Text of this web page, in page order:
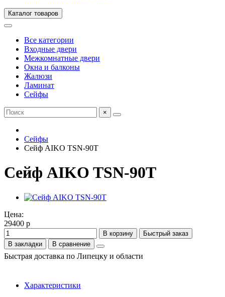
Каталог товаров
Все категории
Входные двери
Межкомнатные двери
Окна и балконы
Жалюзи
Ламинат
Сейфы
×
Сейфы
Сейф AIKO TSN-90T
Сейф AIKO TSN-90T
Цена:
29400 р
В корзину
Быстрый заказ
В закладки
В сравнение
Быстрая доставка по Липецку и области
Характеристики